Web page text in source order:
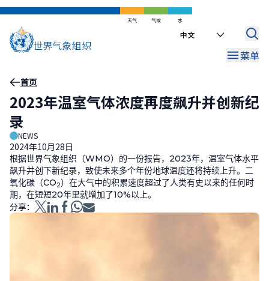
跳
天气 气候 水
Select
菜单
面
包
屑
首页
2023年温室气体浓度再度飙升并创新纪
录
NEWS
2024年10月28日
根据世界气象组织（WMO）的一份报告， 2023年，温室气体水平
飙升并创下新纪录，致使未来多个年份地球温度还将持续上升。二
氧化碳（CO2）在大气中的积累速度超过了人类有史以来的任何时
期，在短短20年里就增加了10%以上。
分享：